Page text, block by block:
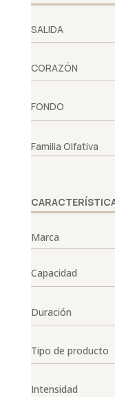
SALIDA
CORAZÓN
FONDO
Familia Olfativa
Marca
Capacidad
Duración
Tipo de producto
Intensidad